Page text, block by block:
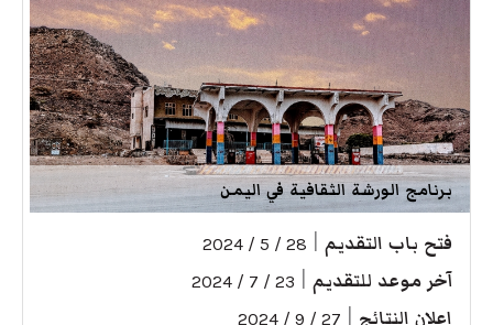
برنامج الورشة الثقافية في اليمن
فتح باب التقديم 28 / 5 / 2024
آخر موعد للتقديم 23 / 7 / 2024
إعلان النتائج 27 / 9 / 2024